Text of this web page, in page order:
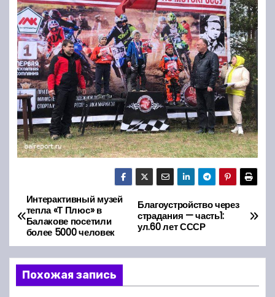
Н
а
в
и
Благоустройство через
страдания — часть1:
ул.60 лет СССР
Интерактивный музей
тепла «Т Плюс» в
Балакове посетили
более 5000 человек
Похожая запись